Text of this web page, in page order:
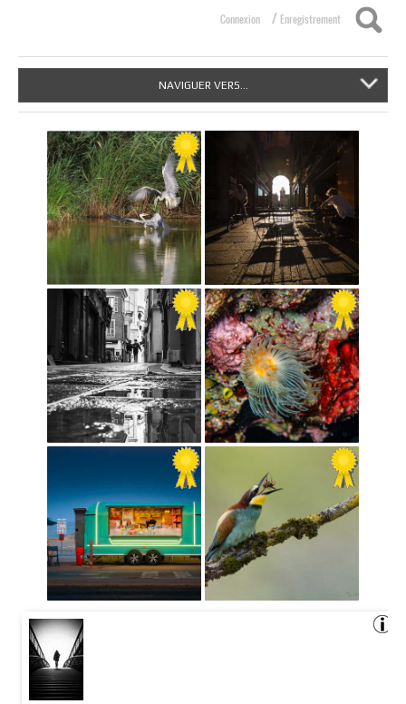
Connexion / Enregistrement
NAVIGUER VERS...